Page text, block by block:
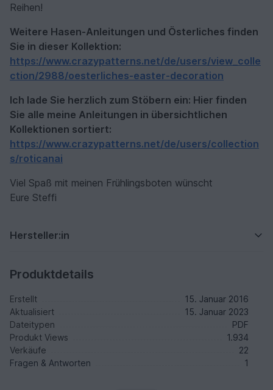
Reihen!
Weitere Hasen-Anleitungen und Österliches finden
Sie in dieser Kollektion:
https://www.crazypatterns.net/de/users/view_colle
ction/2988/oesterliches-easter-decoration
Ich lade Sie herzlich zum Stöbern ein: Hier finden
Sie alle meine Anleitungen in übersichtlichen
Kollektionen sortiert:
https://www.crazypatterns.net/de/users/collection
s/roticanai
Viel Spaß mit meinen Frühlingsboten wünscht
Eure Steffi
Hersteller:in
Produktdetails
Erstellt
15. Januar 2016
Aktualisiert
15. Januar 2023
Dateitypen
PDF
Produkt Views
1.934
Verkäufe
22
Fragen & Antworten
1